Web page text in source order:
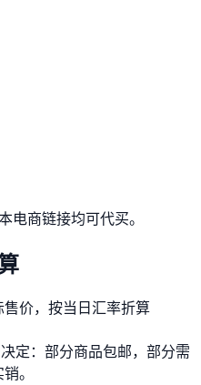
电商链接均可代买。
价，按当日汇率折算
定：部分商品包邮，部分需
。